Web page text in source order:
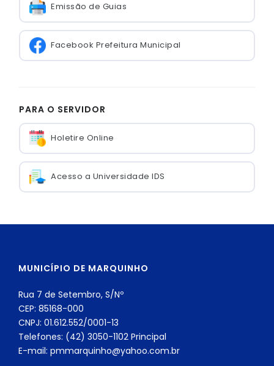
Emissão de Guias
Facebook Prefeitura Municipal
PARA O SERVIDOR
Holetire Online
Acesso a Universidade IDS
MUNICÍPIO DE MARQUINHO
Rua 7 de Setembro, S/Nº
CEP: 85168-000
CNPJ: 01.612.552/0001-13
Telefones: (42) 3050-1102 Principal
E-mail: pmmarquinho@yahoo.com.br